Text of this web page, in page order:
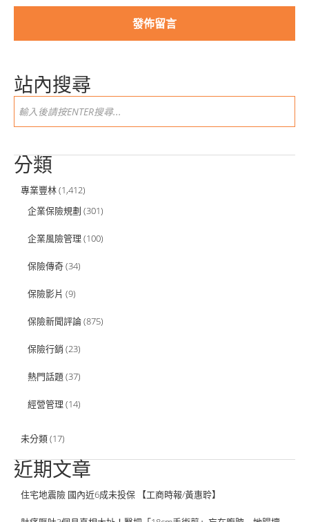
站內搜尋
分類
專業豐林(1,412)
企業保險規劃 (301)
企業風險管理 (100)
保險傳奇(34)
保險影片 (9)
保險新聞評論(875)
保險行銷 (23)
熱門話題(37)
經營管理 (14)
未分類(17)
近期文章
住宅地震險 國內近6成未投保 【工商時報/黃惠聆】